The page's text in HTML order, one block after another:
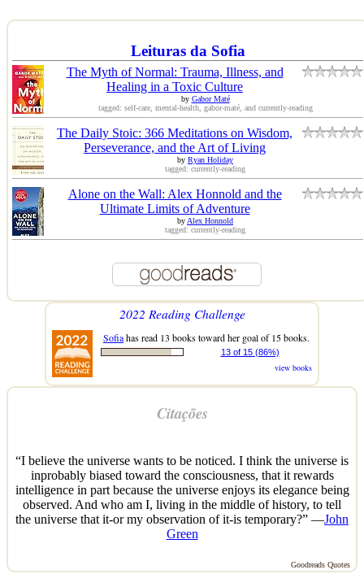
Leituras da Sofia
The Myth of Normal: Trauma, Illness, and
Healing in a Toxic Culture
by Gabor Maté
tagged: self-care, mental-health, gabor-maté, and currently-reading
The Daily Stoic: 366 Meditations on Wisdom,
Perseverance, and the Art of Living
by Ryan Holiday
tagged: currently-reading
Alone on the Wall: Alex Honnold and the
Ultimate Limits of Adventure
by Alex Honnold
tagged: currently-reading
2022 Reading Challenge
Sofiahas read 13 books toward her goal of 15 books.
13 of 15 (86%)
view books
Citações
“I believe the universe wants to be noticed. I think the universe is
inprobably biased toward the consciousness, that it rewards
intelligence in part because the universe enjoys its elegance being
observed. And who am I, living in the middle of history, to tell
the universe that it-or my observation of it-is temporary?” —John
Green
Goodreads Quotes